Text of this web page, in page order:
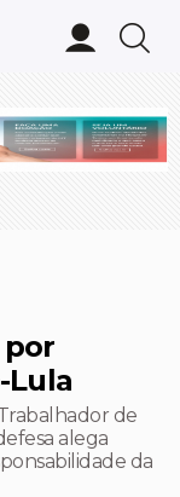
por
Lula
de
alega
da